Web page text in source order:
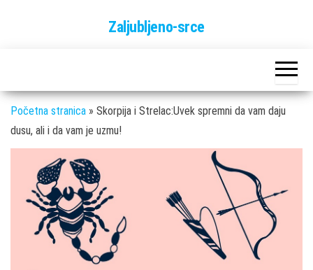
Zaljubljeno-srce
Početna stranica » Skorpija i Strelac:Uvek spremni da vam daju
dusu, ali i da vam je uzmu!